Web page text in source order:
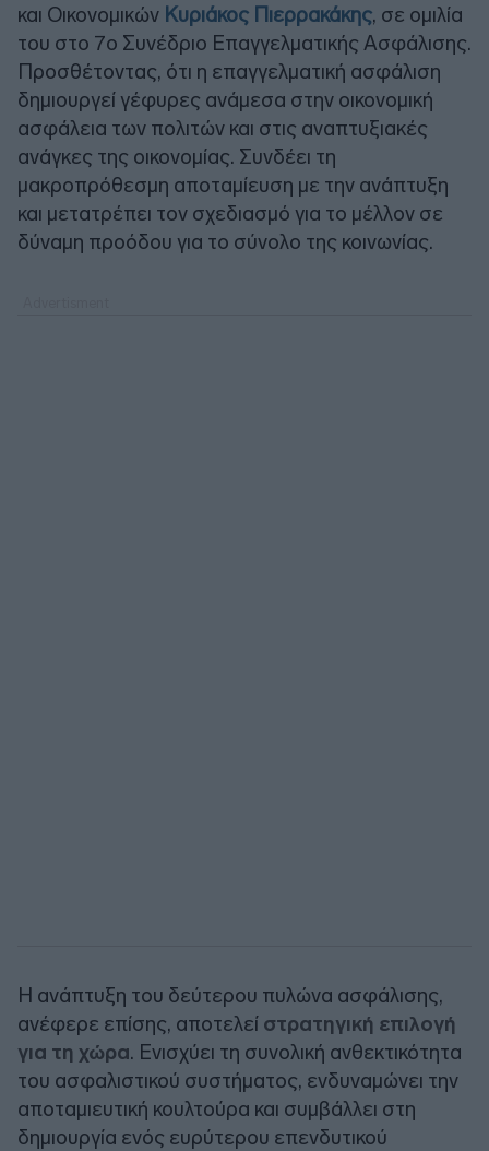
και Οικονομικών Κυριάκος Πιερρακάκης, σε ομιλία
του στο 7ο Συνέδριο Επαγγελματικής Ασφάλισης.
Προσθέτοντας, ότι η επαγγελματική ασφάλιση
δημιουργεί γέφυρες ανάμεσα στην οικονομική
ασφάλεια των πολιτών και στις αναπτυξιακές
ανάγκες της οικονομίας. Συνδέει τη
μακροπρόθεσμη αποταμίευση με την ανάπτυξη
και μετατρέπει τον σχεδιασμό για το μέλλον σε
δύναμη προόδου για το σύνολο της κοινωνίας.
Η ανάπτυξη του δεύτερου πυλώνα ασφάλισης,
ανέφερε επίσης, αποτελεί στρατηγική επιλογή
για τη χώρα. Ενισχύει τη συνολική ανθεκτικότητα
του ασφαλιστικού συστήματος, ενδυναμώνει την
αποταμιευτική κουλτούρα και συμβάλλει στη
δημιουργία ενός ευρύτερου επενδυτικού